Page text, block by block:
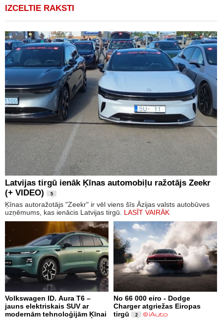
IZCELTIE RAKSTI
Latvijas tirgū ienāk Ķīnas automobiļu ražotājs Zeekr
(+ VIDEO)
5
Ķīnas autoražotājs "Zeekr" ir vēl viens šīs Āzijas valsts autobūves
uzņēmums, kas ienācis Latvijas tirgū. LASĪT VAIRĀK
Volkswagen ID. Aura T6 –
jauns elektriskais SUV ar
modernām tehnoloģijām Ķīnai
No 66 000 eiro - Dodge
Charger atgriežas Eiropas
tirgū
2